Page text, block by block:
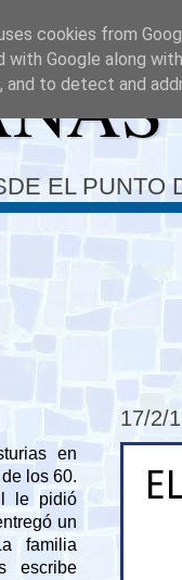
EL PUNTO
17/2/
en
los 60.
le pidió
un
familia
escribe
cookies from
with Google along
to detect and